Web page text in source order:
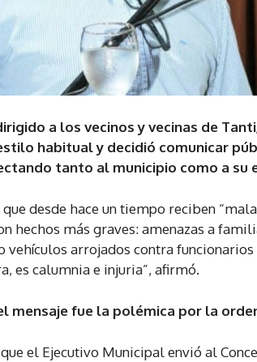
a los vecinos y vecinas de
habitual y decidió comunicar
tanto al municipio como a su
que desde hace un tiempo reciben
hechos más graves: amenazas a
vehículos arrojados contra funcionarios
es calumnia e injuria”, afirmó.
mensaje fue la polémica por la
el Ejecutivo Municipal envió al